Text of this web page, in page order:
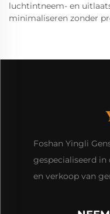
luchtintneem- en
minimaliseren zonder
Foshan Yingli
gespecialiseerd
en verkoop van